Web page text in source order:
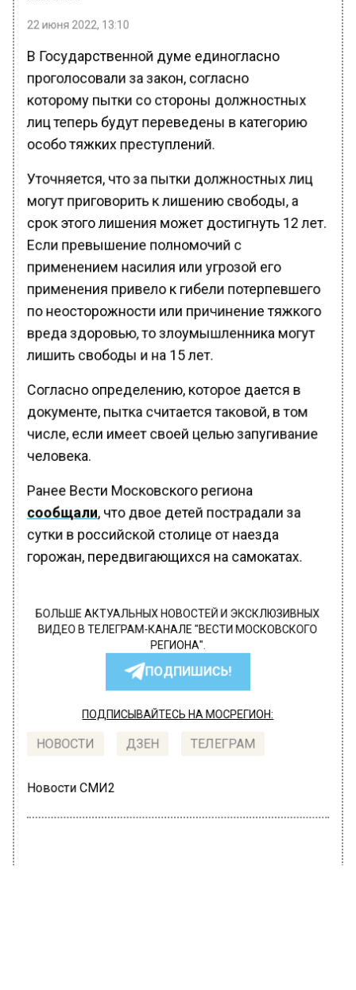
22 июня 2022, 13:10
В Государственной думе единогласно
проголосовали за закон, согласно
которому пытки со стороны должностных
лиц теперь будут переведены в категорию
особо тяжких преступлений.
Уточняется, что за пытки должностных лиц
могут приговорить к лишению свободы, а
срок этого лишения может достигнуть 12 лет.
Если превышение полномочий с
применением насилия или угрозой его
применения привело к гибели потерпевшего
по неосторожности или причинение тяжкого
вреда здоровью, то злоумышленника могут
лишить свободы и на 15 лет.
Согласно определению, которое дается в
документе, пытка считается таковой, в том
числе, если имеет своей целью запугивание
человека.
Ранее Вести Московского региона
сообщали, что двое детей пострадали за
сутки в российской столице от наезда
горожан, передвигающихся на самокатах.
БОЛЬШЕ АКТУАЛЬНЫХ НОВОСТЕЙ И ЭКСКЛЮЗИВНЫХ
ВИДЕО В ТЕЛЕГРАМ-КАНАЛЕ "ВЕСТИ МОСКОВСКОГО
РЕГИОНА".
ПОДПИШИСЬ!
ПОДПИСЫВАЙТЕСЬ НА МОСРЕГИОН:
НОВОСТИ ДЗЕН ТЕЛЕГРАМ
Новости СМИ2